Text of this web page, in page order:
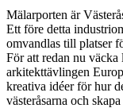
Mälarporten är
Ett före detta
omvandlas till platser
För att redan nu väcka
arkitekttävlingen
kreativa idéer för hur
västeråsarna och